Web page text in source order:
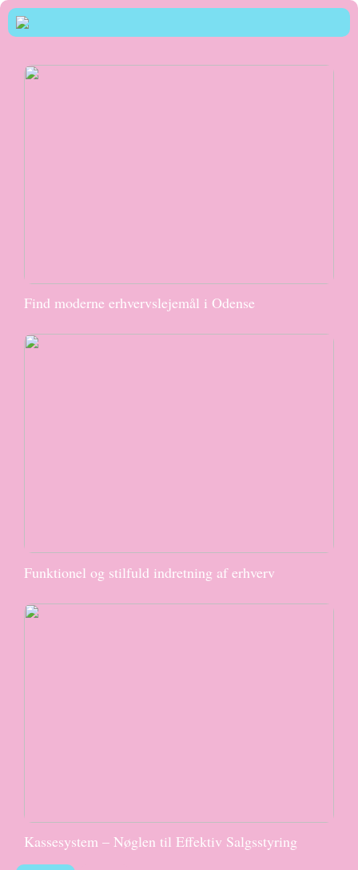
Find moderne erhvervslejemål i Odense
Funktionel og stilfuld indretning af erhverv
Kassesystem – Nøglen til Effektiv Salgsstyring